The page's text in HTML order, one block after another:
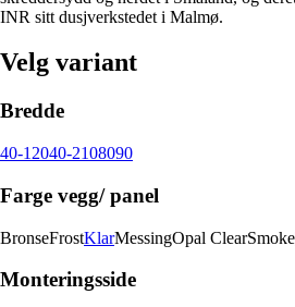
INR sitt dusjverkstedet i Malmø.
Velg variant
Bredde
40-12040-2108090
Farge vegg/ panel
BronseFrostKlarMessingOpal ClearSmoke
Monteringsside